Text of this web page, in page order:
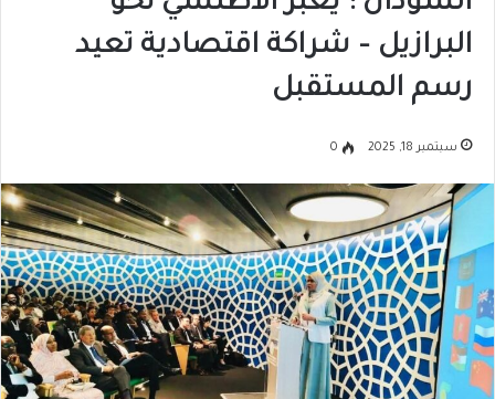
البرازيل – شراكة اقتصادية تعيد
رسم المستقبل
سبتمبر 18, 2025 0